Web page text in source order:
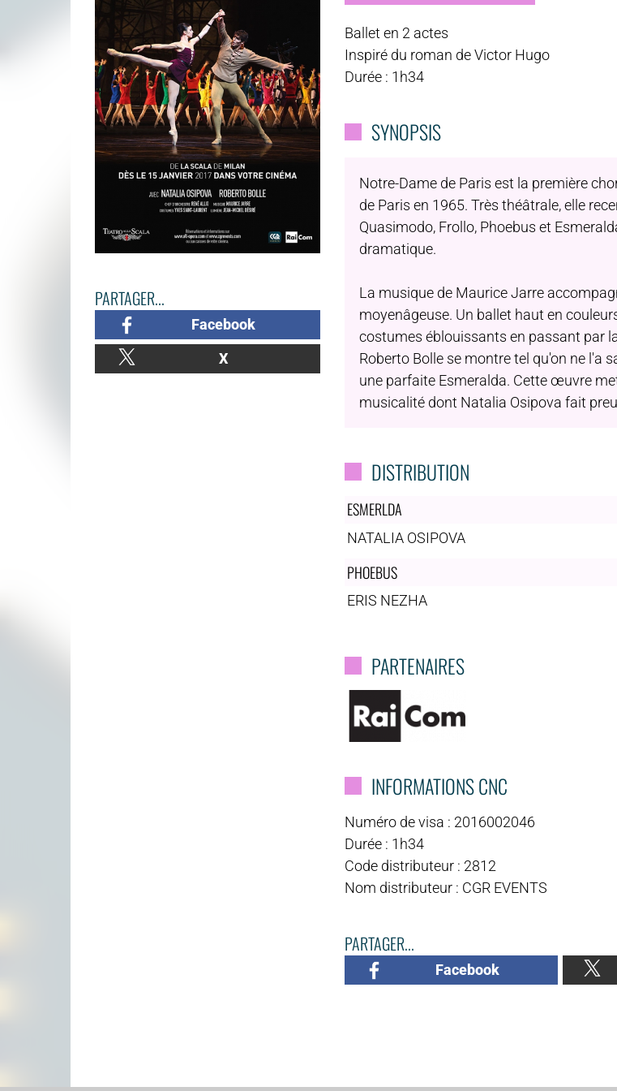
PARTAGER...
Facebook
X
Ballet en 2 actes
Inspiré du roman de Victor Hugo
Durée : 1h34
SYNOPSIS
Notre-Dame de Paris est la première
de Paris en 1965. Très théâtrale, elle
Quasimodo, Frollo, Phoebus et
dramatique.
La musique de Maurice Jarre
moyenâgeuse. Un ballet haut en
costumes éblouissants en passant par
Roberto Bolle se montre tel qu'on ne l'a
une parfaite Esmeralda. Cette œuvre
musicalité dont Natalia Osipova fait
DISTRIBUTION
ESMERLDA
NATALIA OSIPOVA
PHOEBUS
ERIS NEZHA
PARTENAIRES
INFORMATIONS CNC
Numéro de visa : 2016002046
Durée : 1h34
Code distributeur : 2812
Nom distributeur : CGR EVENTS
PARTAGER...
Facebook